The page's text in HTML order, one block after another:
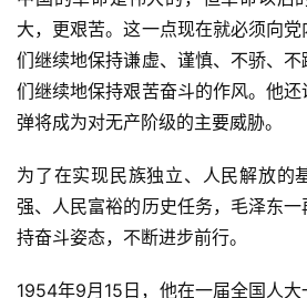
大，更艰苦。这一点现在就必须向
们继续地保持谦虚、谨慎、不骄、
们继续地保持艰苦奋斗的作风。他
弹将成为对无产阶级的主要威胁。
为了在实现民族独立、人民解放的
强、人民富裕的历史任务，毛泽东
持奋斗姿态，不断进步前行。
1954年9月15日，他在一届全国人